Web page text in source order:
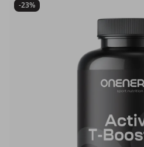
-23%